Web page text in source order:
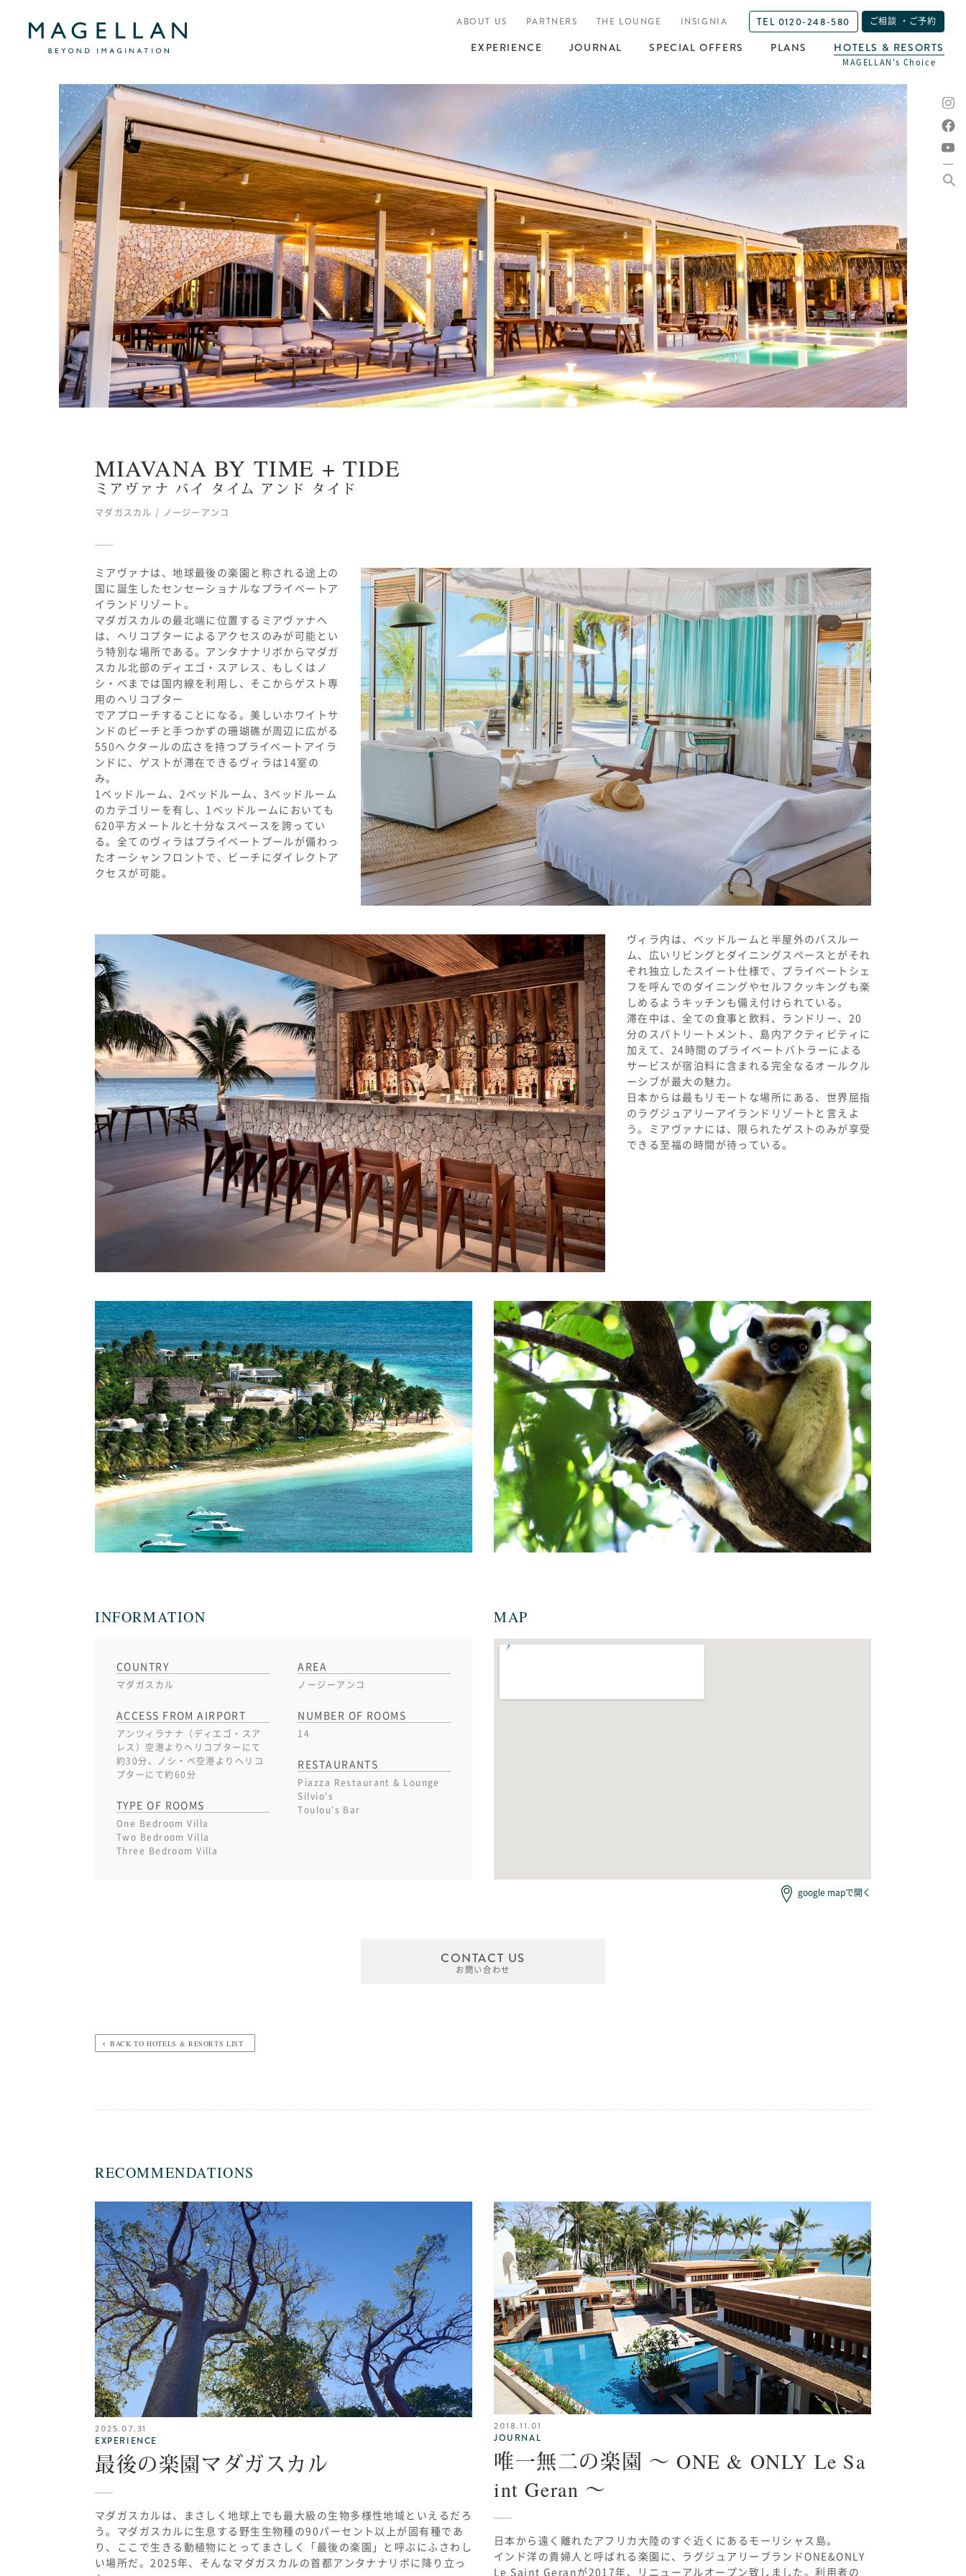
EXPERIENCE JOURNAL SPECIAL OFFERS PLANS HOTELS & RESORTS
MAGELLAN's Choice
ABOUT US PARTNERS THE LOUNGE INSIGNIA TEL 0120-248-580 ご相談 ・ご予約
MIAVANA BY TIME + TIDE
ミアヴァナ バイ タイム アンド タイド
マダガスカル / ノージーアンコ
ミアヴァナは、地球最後の楽園と称される途上の
国に誕生したセンセーショナルなプライベートア
イランドリゾート。
マダガスカルの最北端に位置するミアヴァナへ
は、ヘリコプターによるアクセスのみが可能とい
う特別な場所である。アンタナナリボからマダガ
スカル北部のディエゴ・スアレス、もしくはノ
シ・ベまでは国内線を利用し、そこからゲスト専
用のヘリコプター
でアプローチすることになる。美しいホワイトサ
ンドのビーチと手つかずの珊瑚礁が周辺に広がる
550ヘクタールの広さを持つプライベートアイラ
ンドに、ゲストが滞在できるヴィラは14室の
み。
1ベッドルーム、2ベッドルーム、3ベッドルーム
のカテゴリーを有し、1ベッドルームにおいても
620平方メートルと十分なスペースを誇ってい
る。全てのヴィラはプライベートプールが備わっ
たオーシャンフロントで、ビーチにダイレクトア
クセスが可能。
ヴィラ内は、ベッドルームと半屋外のバスルー
ム、広いリビングとダイニングスペースとがそれ
ぞれ独立したスイート仕様で、プライベートシェ
フを呼んでのダイニングやセルフクッキングも楽
しめるようキッチンも備え付けられている。
滞在中は、全ての食事と飲料、ランドリー、20
分のスパトリートメント、島内アクティビティに
加えて、24時間のプライベートバトラーによる
サービスが宿泊料に含まれる完全なるオールクル
ーシブが最大の魅力。
日本からは最もリモートな場所にある、世界屈指
のラグジュアリーアイランドリゾートと言えよ
う。ミアヴァナには、限られたゲストのみが享受
できる至福の時間が待っている。
INFORMATION MAP
COUNTRY
マダガスカル
ACCESS FROM AIRPORT
アンツィラナナ（ディエゴ・スア
レス）空港よりヘリコプターにて
約30分、ノシ・ベ空港よりヘリコ
プターにて約60分
TYPE OF ROOMS
One Bedroom Villa
Two Bedroom Villa
Three Bedroom Villa
AREA
ノージーアンコ
NUMBER OF ROOMS
14
RESTAURANTS
Piazza Restaurant & Lounge
Silvio's
Toulou's Bar
google mapで開く
CONTACT US
お問い合わせ
BACK TO HOTELS & RESORTS LIST
RECOMMENDATIONS
2025.07.31
EXPERIENCE
最後の楽園マダガスカル
マダガスカルは、まさしく地球上でも最大級の生物多様性地域といえるだろ
う。マダガスカルに生息する野生生物種の90 パーセント以上が固有種であ
り、ここで生きる動植物にとってまさしく「最後の楽園」と呼ぶにふさわし
い場所だ。2025年、そんなマダガスカルの首都アンタナナリボに降り立っ
2018.11.01
JOURNAL
唯一無二の楽園 ～ ONE & ONLY Le Sa
int Geran ～
日本から遠く離れたアフリカ大陸のすぐ近くにあるモーリシャス島。
インド洋の貴婦人と呼ばれる楽園に、ラグジュアリーブランドONE&ONLY
Le Saint Geranが2017年、リニューアルオープン致しました。利用者の